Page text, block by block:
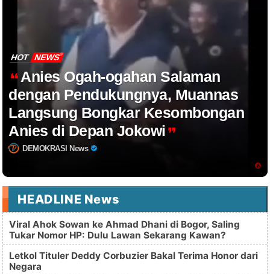
HOT NEWS
Anies Ogah-ogahan Salaman
dengan Pendukungnya, Muannas
Langsung Bongkar Kesombongan
Anies di Depan Jokowi
DEMOKRASI News
HEADLINE News
Viral Ahok Sowan ke Ahmad Dhani di Bogor, Saling
Tukar Nomor HP: Dulu Lawan Sekarang Kawan?
Letkol Tituler Deddy Corbuzier Bakal Terima Honor dari
Negara